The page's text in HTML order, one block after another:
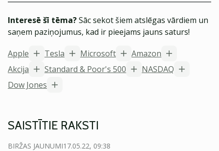
Interesē šī tēma?Sāc sekot šiem atslēgas vārdiem un
saņem paziņojumus, kad ir pieejams jauns saturs!
Apple
Tesla Microsoft
Amazon
Akcija
Standard & Poor's 500
NASDAQ
Dow Jones
SAISTĪTIE RAKSTI
BIRŽAS JAUNUMI17.05.22, 09:38